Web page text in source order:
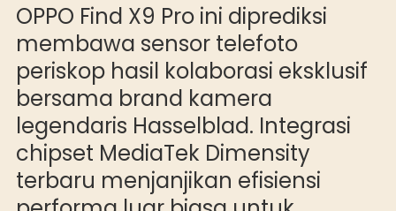
OPPO Find X9 Pro ini diprediksi
membawa sensor telefoto
periskop hasil kolaborasi eksklusif
bersama brand kamera
legendaris Hasselblad. Integrasi
chipset MediaTek Dimensity
terbaru menjanjikan efisiensi